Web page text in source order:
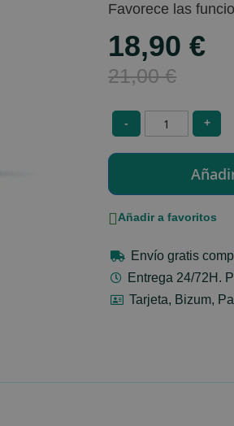
Favorece las
Special
Price
18,90 €
21,00 €
- +
Añadir a favoritos
Envío gratis
Entrega 24/72H.
Tarjeta, Bizum,